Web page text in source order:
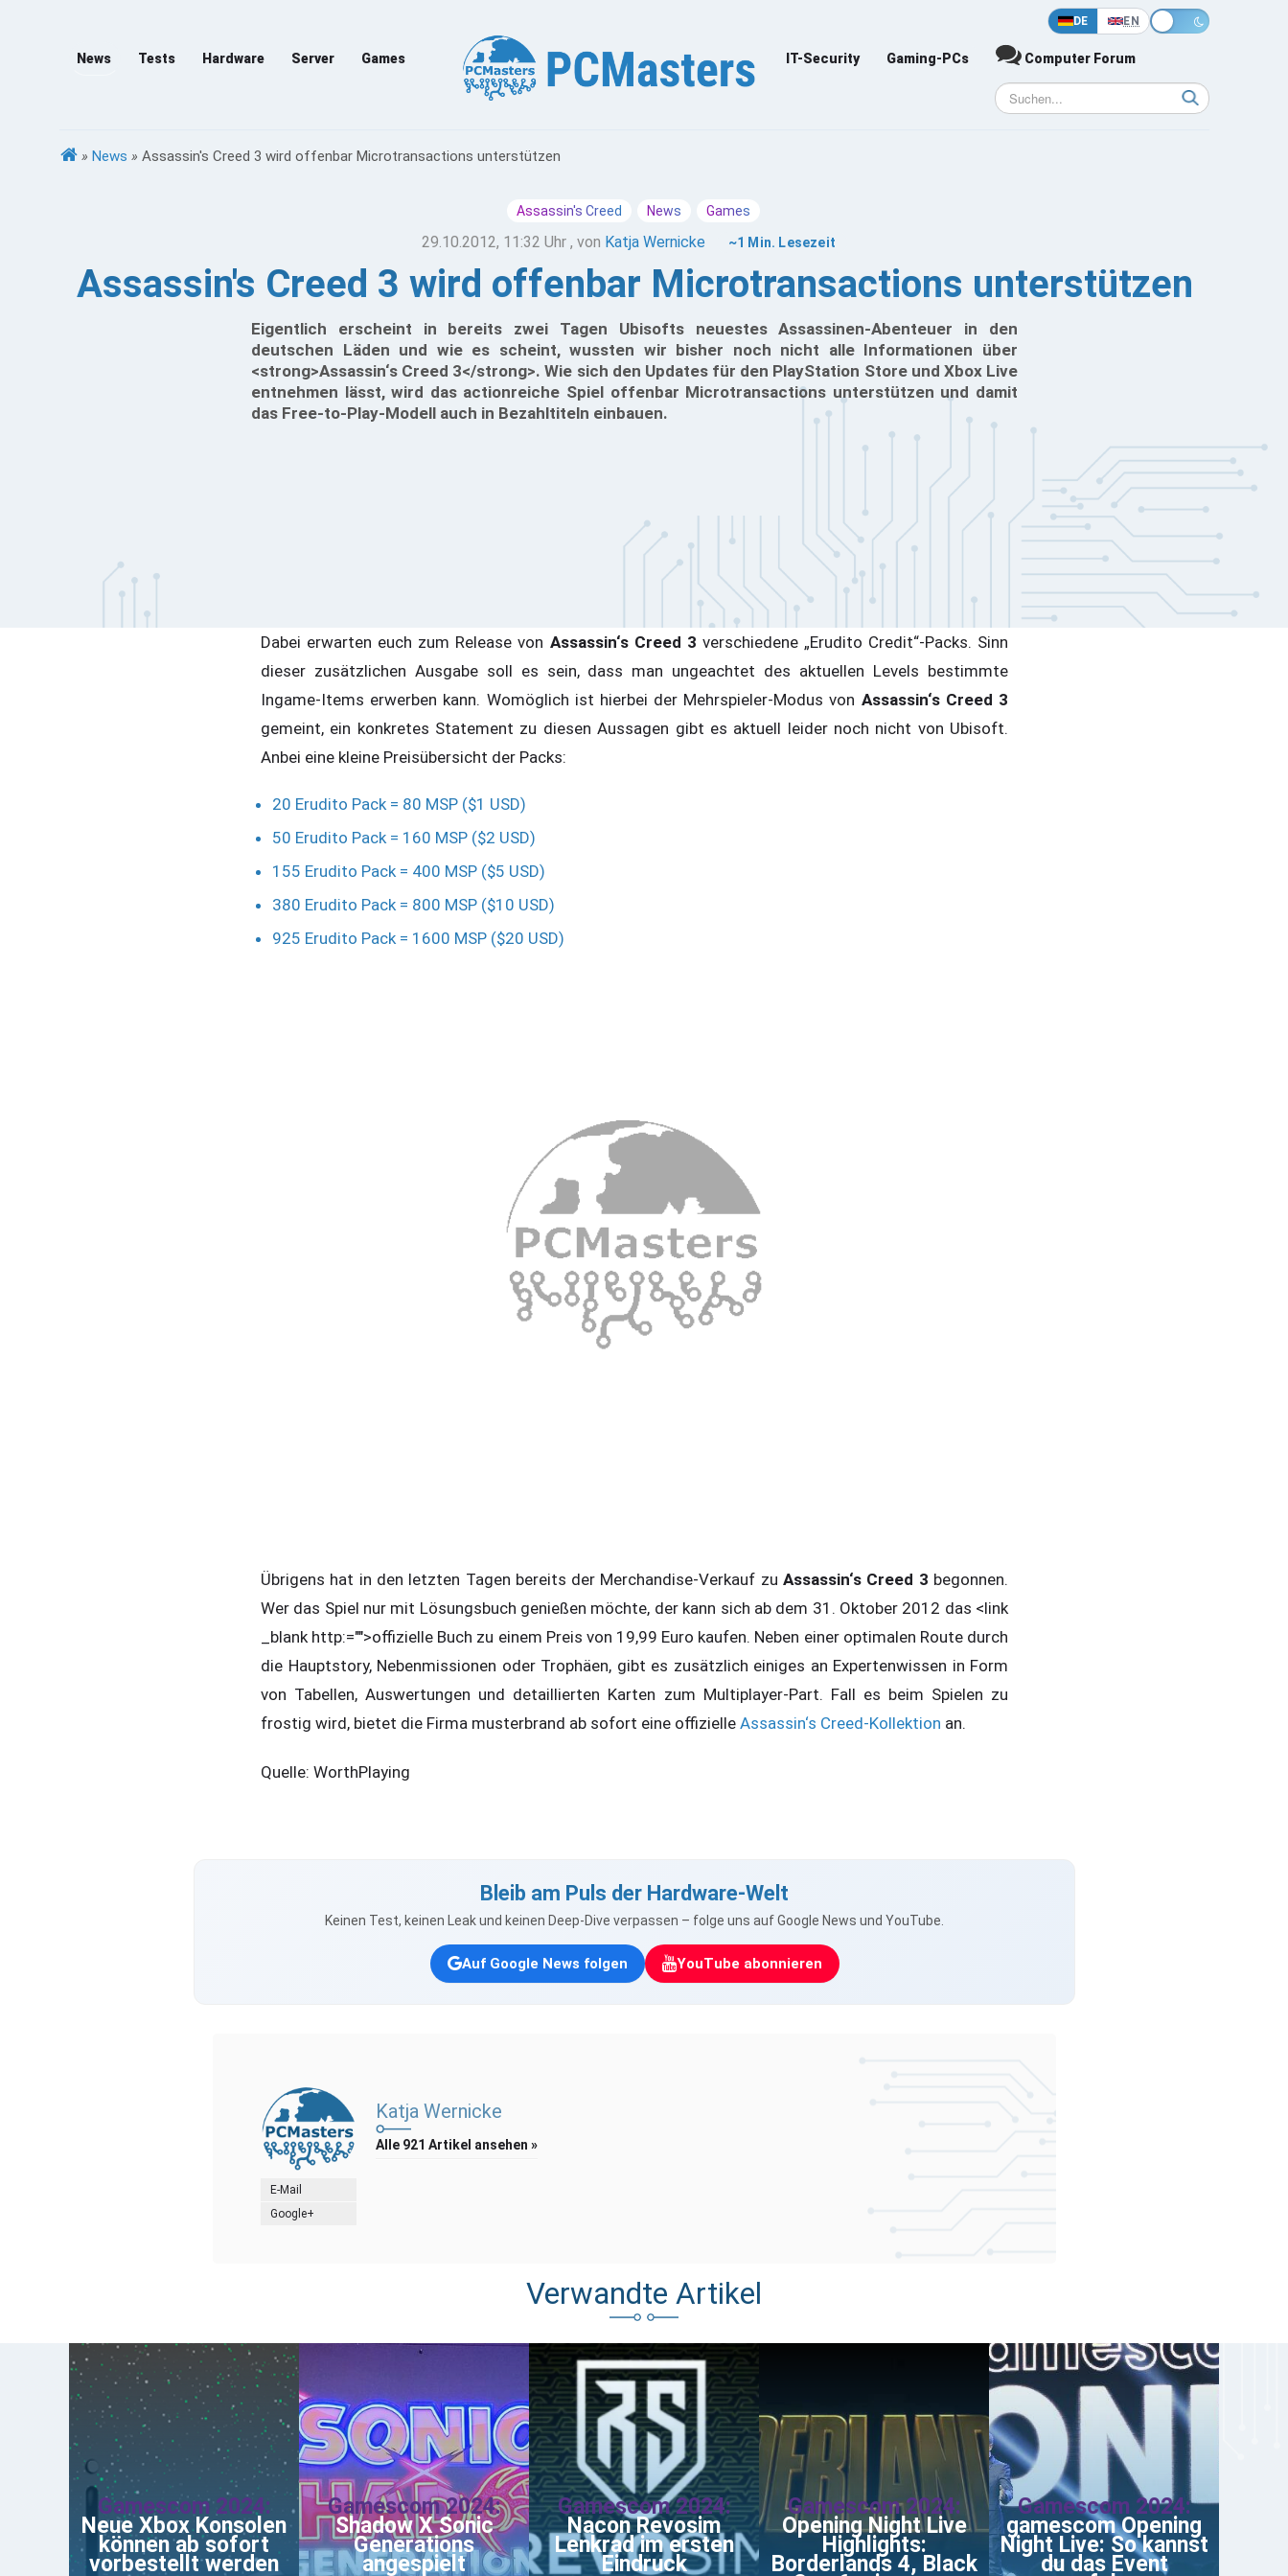
DE EN
News Tests Hardware Server Games IT-Security Gaming-PCs Computer Forum
» News » Assassin's Creed 3 wird offenbar Microtransactions unterstützen
Assassin's Creed News Games
29.10.2012, 11:32 Uhr , von Katja Wernicke ~1 Min. Lesezeit
Assassin's Creed 3 wird offenbar Microtransactions unterstützen
Eigentlich erscheint in bereits zwei Tagen Ubisofts neuestes Assassinen-Abenteuer in den
deutschen Läden und wie es scheint, wussten wir bisher noch nicht alle Informationen über
<strong>Assassin‘s Creed 3</strong>. Wie sich den Updates für den PlayStation Store und Xbox Live
entnehmen lässt, wird das actionreiche Spiel offenbar Microtransactions unterstützen und damit
das Free-to-Play-Modell auch in Bezahltiteln einbauen.
Dabei erwarten euch zum Release von Assassin‘s Creed 3 verschiedene „Erudito Credit“-Packs. Sinn
dieser zusätzlichen Ausgabe soll es sein, dass man ungeachtet des aktuellen Levels bestimmte
Ingame-Items erwerben kann. Womöglich ist hierbei der Mehrspieler-Modus von Assassin‘s Creed 3
gemeint, ein konkretes Statement zu diesen Aussagen gibt es aktuell leider noch nicht von Ubisoft.
Anbei eine kleine Preisübersicht der Packs:
20 Erudito Pack = 80 MSP ($1 USD)
50 Erudito Pack = 160 MSP ($2 USD)
155 Erudito Pack = 400 MSP ($5 USD)
380 Erudito Pack = 800 MSP ($10 USD)
925 Erudito Pack = 1600 MSP ($20 USD)
Übrigens hat in den letzten Tagen bereits der Merchandise-Verkauf zuAssassin‘s Creed 3 begonnen.
Wer das Spiel nur mit Lösungsbuch genießen möchte, der kann sich ab dem 31. Oktober 2012 das <link
_blank http:="">offizielle Buch zu einem Preis von 19,99 Euro kaufen. Neben einer optimalen Route durch
die Hauptstory, Nebenmissionen oder Trophäen, gibt es zusätzlich einiges an Expertenwissen in Form
von Tabellen, Auswertungen und detaillierten Karten zum Multiplayer-Part. Fall es beim Spielen zu
frostig wird, bietet die Firma musterbrand ab sofort eine offizielle Assassin‘s Creed-Kollektion an.
Quelle: WorthPlaying
Bleib am Puls der Hardware-Welt
Keinen Test, keinen Leak und keinen Deep-Dive verpassen – folge uns auf Google News und YouTube.
Auf Google News folgen YouTube abonnieren
E-Mail
Google+
Katja Wernicke
Alle 921 Artikel ansehen »
Verwandte Artikel
Gamescom 2024:
Neue Xbox Konsolen
können ab sofort
vorbestellt werden
Gamescom 2024:
Shadow X Sonic
Generations
angespielt
Gamescom 2024:
Nacon Revosim
Lenkrad im ersten
Eindruck
Gamescom 2024:
Opening Night Live
Highlights:
Borderlands 4, Black
Gamescom 2024:
gamescom Opening
Night Live: So kannst
du das Event